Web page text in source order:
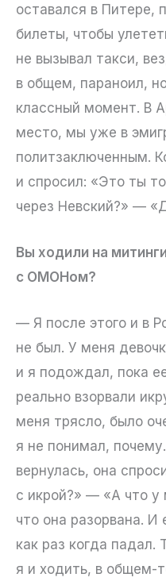
оставался в Питере,
билеты, чтобы
не вызывал такси,
в общем, параноил,
классный момент. В
место, мы уже в
политзаключенным.
и спросил: «Это ты
через Невский?» —
Вы ходили на
с ОМОНом?
— Я после этого и в
не был. У меня
и я подождал, пока
реально взорвали
меня трясло, было
я не понимал,
вернулась, она
с икрой?» — «А что у
что она разорвана.
как раз когда падал.
я и ходить, в общем-